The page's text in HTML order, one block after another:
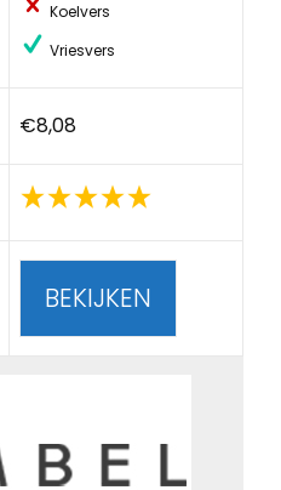
Koelvers
Vriesvers
€8,08
BEKIJKEN